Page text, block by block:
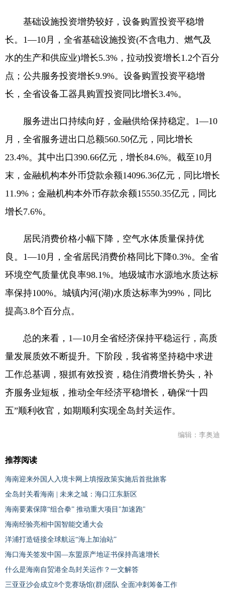
基础设施投资增势较好，设备购置投资平稳增
长。1—10月，全省基础设施投资(不含电力、燃气及
水的生产和供应业)增长5.3%，拉动投资增长1.2个百分
点；公共服务投资增长9.9%。设备购置投资平稳增
长，全省设备工器具购置投资同比增长3.4%。
服务进出口持续向好，金融供给保持稳定。1—10
月，全省服务进出口总额560.50亿元，同比增长
23.4%。其中出口390.66亿元，增长84.6%。截至10月
末，金融机构本外币贷款余额14096.36亿元，同比增长
11.9%；金融机构本外币存款余额15550.35亿元，同比
增长7.6%。
居民消费价格小幅下降，空气水体质量保持优
良。1—10月，全省居民消费价格同比下降0.3%。全省
环境空气质量优良率98.1%。地级城市水源地水质达标
率保持100%。城镇内河(湖)水质达标率为99%，同比
提高3.8个百分点。
总的来看，1—10月全省经济保持平稳运行，高质
量发展质效不断提升。下阶段，我省将坚持稳中求进
工作总基调，狠抓有效投资，稳住消费增长势头，补
齐服务业短板，推动全年经济平稳增长，确保“十四
五”顺利收官，如期顺利实现全岛封关运作。
编辑：李奥迪
推荐阅读
海南迎来外国人入境卡网上填报政策实施后首批旅客
全岛封关看海南 | 未来之城：海口江东新区
海南要素保障“组合拳” 推动重大项目"加速跑"
海南经验亮相中国智能交通大会
洋浦打造链接全球航运“海上加油站”
海口海关签发中国—东盟原产地证书保持高速增长
什么是海南自贸港全岛封关运作？一文解答
三亚亚沙会成立8个竞赛场馆(群)团队 全面冲刺筹备工作